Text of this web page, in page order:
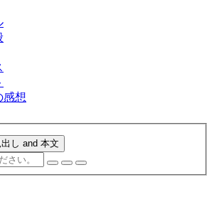
感想
出し and 本文